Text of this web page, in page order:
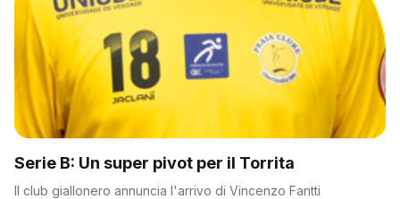
Serie B: Un super pivot per il Torrita
Il club giallonero annuncia l'arrivo di Vincenzo Fantti